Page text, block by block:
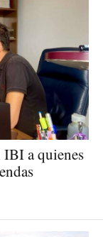
a quienes